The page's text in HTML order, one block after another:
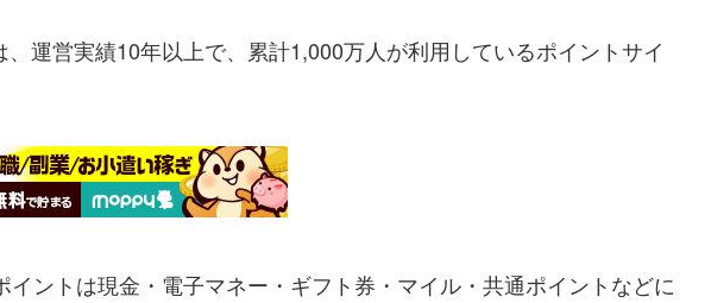
、運営実績10年以上で、累計1,000万人が利用しているポイントサイ
イントは現金・電子マネー・ギフト券・マイル・共通ポイントなどに